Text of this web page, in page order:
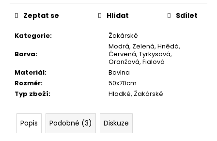
Kategorie:
Žakárské
Barva:
Modrá, Zelená, Hnědá,
Červená, Tyrkysová,
Oranžová, Fialová
Materiál:
Bavlna
Rozměr:
50x70cm
Typ zboží: Hladké, Žakárské
Zeptat se Hlídat Sdílet
Popis Podobné (3) Diskuze
RUČNÍK
MEDVÍDEK
ZELENÝ
66,10
Kč